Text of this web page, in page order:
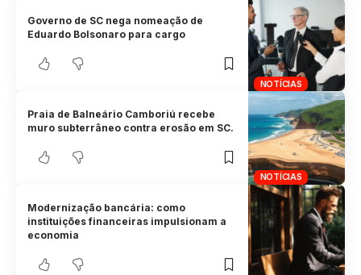
NOTÍCIAS
Governo de SC nega nomeação de
Eduardo Bolsonaro para cargo
NOTÍCIAS
Praia de Balneário Camboriú recebe
muro subterrâneo contra erosão em SC.
Modernização bancária: como
instituições financeiras impulsionam a
economia